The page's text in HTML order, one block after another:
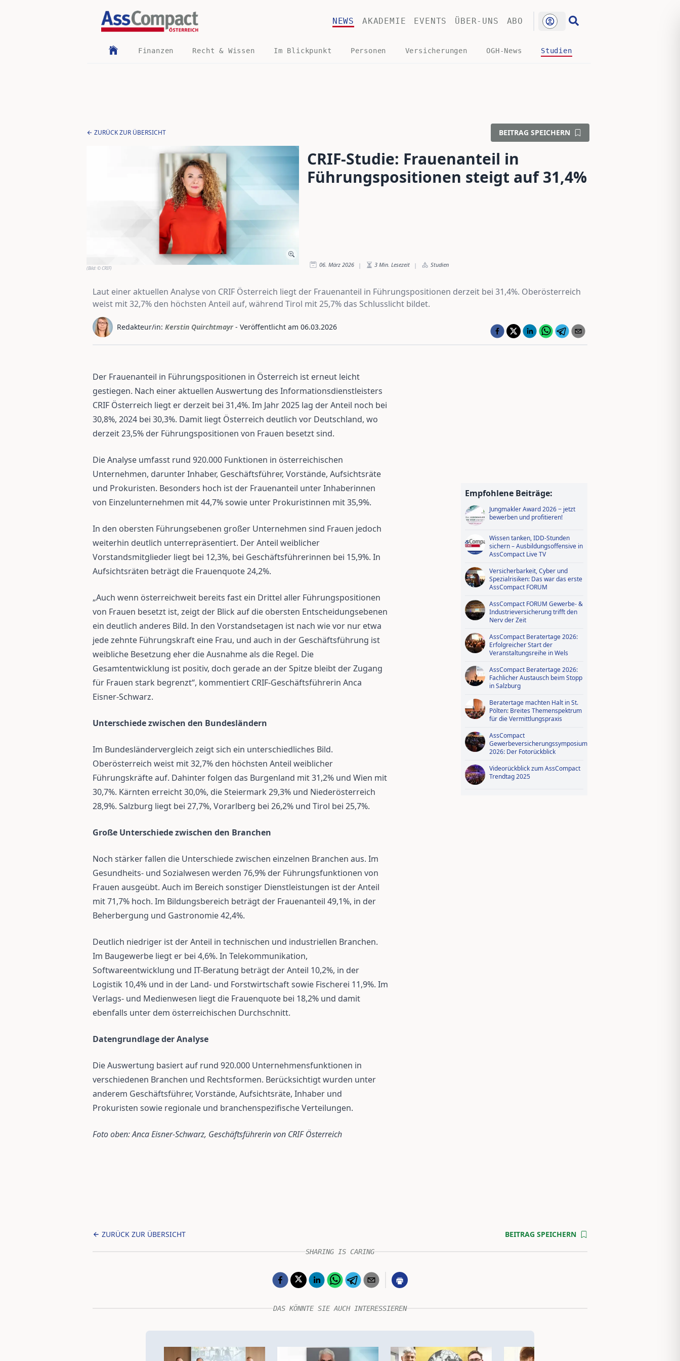
NEWS AKADEMIE EVENTS ÜBER-UNS ABO
Finanzen Recht & Wissen Im Blickpunkt Personen Versicherungen OGH-News Studien
ZURÜCK ZUR ÜBERSICHT BEITRAG SPEICHERN
(Bild:© CRIF)
CRIF-Studie: Frauenanteil in
Führungspositionen steigt auf 31,4%
06. März 2026 | 3 Min. Lesezeit | Studien
Laut einer aktuellen Analyse von CRIF Österreich liegt der Frauenanteil in Führungspositionen derzeit bei 31,4%. Oberösterreich
weist mit 32,7% den höchsten Anteil auf, während Tirol mit 25,7% das Schlusslicht bildet.
Redakteur/in: Kerstin Quirchtmayr - Veröffentlicht am 06.03.2026
Der Frauenanteil in Führungspositionen in Österreich ist erneut leicht
gestiegen. Nach einer aktuellen Auswertung des Informationsdienstleisters
CRIF Österreich liegt er derzeit bei 31,4%. Im Jahr 2025 lag der Anteil noch bei
30,8%, 2024 bei 30,3%. Damit liegt Österreich deutlich vor Deutschland, wo
derzeit 23,5% der Führungspositionen von Frauen besetzt sind.
Die Analyse umfasst rund 920.000 Funktionen in österreichischen
Unternehmen, darunter Inhaber, Geschäftsführer, Vorstände, Aufsichtsräte
und Prokuristen. Besonders hoch ist der Frauenanteil unter Inhaberinnen
von Einzelunternehmen mit 44,7% sowie unter Prokuristinnen mit 35,9%.
In den obersten Führungsebenen großer Unternehmen sind Frauen jedoch
weiterhin deutlich unterrepräsentiert. Der Anteil weiblicher
Vorstandsmitglieder liegt bei 12,3%, bei Geschäftsführerinnen bei 15,9%. In
Aufsichtsräten beträgt die Frauenquote 24,2%.
„Auch wenn österreichweit bereits fast ein Drittel aller Führungspositionen
von Frauen besetzt ist, zeigt der Blick auf die obersten Entscheidungsebenen
ein deutlich anderes Bild. In den Vorstandsetagen ist nach wie vor nur etwa
jede zehnte Führungskraft eine Frau, und auch in der Geschäftsführung ist
weibliche Besetzung eher die Ausnahme als die Regel. Die
Gesamtentwicklung ist positiv, doch gerade an der Spitze bleibt der Zugang
für Frauen stark begrenzt“, kommentiert CRIF-Geschäftsführerin Anca
Eisner-Schwarz.
Unterschiede zwischen den Bundesländern
Im Bundesländervergleich zeigt sich ein unterschiedliches Bild.
Oberösterreich weist mit 32,7% den höchsten Anteil weiblicher
Führungskräfte auf. Dahinter folgen das Burgenland mit 31,2% und Wien mit
30,7%. Kärnten erreicht 30,0%, die Steiermark 29,3% und Niederösterreich
28,9%. Salzburg liegt bei 27,7%, Vorarlberg bei 26,2% und Tirol bei 25,7%.
Große Unterschiede zwischen den Branchen
Noch stärker fallen die Unterschiede zwischen einzelnen Branchen aus. Im
Gesundheits- und Sozialwesen werden 76,9% der Führungsfunktionen von
Frauen ausgeübt. Auch im Bereich sonstiger Dienstleistungen ist der Anteil
mit 71,7% hoch. Im Bildungsbereich beträgt der Frauenanteil 49,1%, in der
Beherbergung und Gastronomie 42,4%.
Deutlich niedriger ist der Anteil in technischen und industriellen Branchen.
Im Baugewerbe liegt er bei 4,6%. In Telekommunikation,
Softwareentwicklung und IT-Beratung beträgt der Anteil 10,2%, in der
Logistik 10,4% und in der Land- und Forstwirtschaft sowie Fischerei 11,9%. Im
Verlags- und Medienwesen liegt die Frauenquote bei 18,2% und damit
ebenfalls unter dem österreichischen Durchschnitt.
Datengrundlage der Analyse
Die Auswertung basiert auf rund 920.000 Unternehmensfunktionen in
verschiedenen Branchen und Rechtsformen. Berücksichtigt wurden unter
anderem Geschäftsführer, Vorstände, Aufsichtsräte, Inhaber und
Prokuristen sowie regionale und branchenspezifische Verteilungen.
Foto oben: Anca Eisner-Schwarz, Geschäftsführerin von CRIF Österreich
Empfohlene Beiträge:
Jungmakler Award 2026 − jetzt
bewerben und profitieren!
Wissen tanken, IDD-Stunden
sichern – Ausbildungsoffensive in
AssCompact Live TV
Versicherbarkeit, Cyber und
Spezialrisiken: Das war das erste
AssCompact FORUM
AssCompact FORUM Gewerbe- &
Industrieversicherung trifft den
Nerv der Zeit
AssCompact Beratertage 2026:
Erfolgreicher Start der
Veranstaltungsreihe in Wels
AssCompact Beratertage 2026:
Fachlicher Austausch beim Stopp
in Salzburg
Beratertage machten Halt in St.
Pölten: Breites Themenspektrum
für die Vermittlungspraxis
AssCompact
Gewerbeversicherungssymposium
2026: Der Fotorückblick
Videorückblick zum AssCompact
Trendtag 2025
ZURÜCK ZUR ÜBERSICHT BEITRAG SPEICHERN
SHARING IS CARING
DAS KÖNNTE SIE AUCH INTERESSIEREN